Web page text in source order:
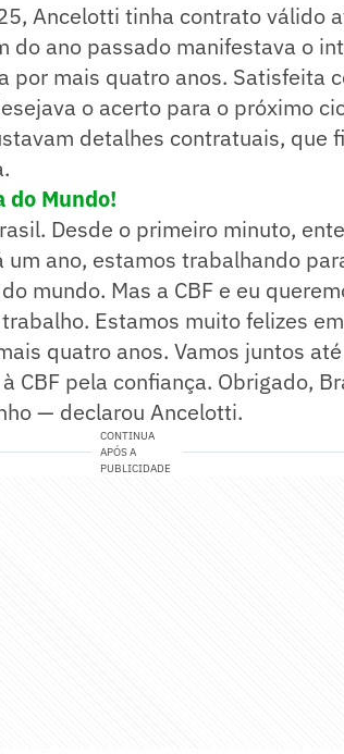
Ancelotti tinha contrato válido
do ano passado manifestava o
por mais quatro anos. Satisfeita
o acerto para o próximo
detalhes contratuais, que
do Mundo!
Desde o primeiro minuto,
ano, estamos trabalhando
mundo. Mas a CBF e eu
Estamos muito felizes
quatro anos. Vamos juntos
CBF pela confiança. Obrigado,
— declarou Ancelotti.
CONTINUA
APÓS A
PUBLICIDADE